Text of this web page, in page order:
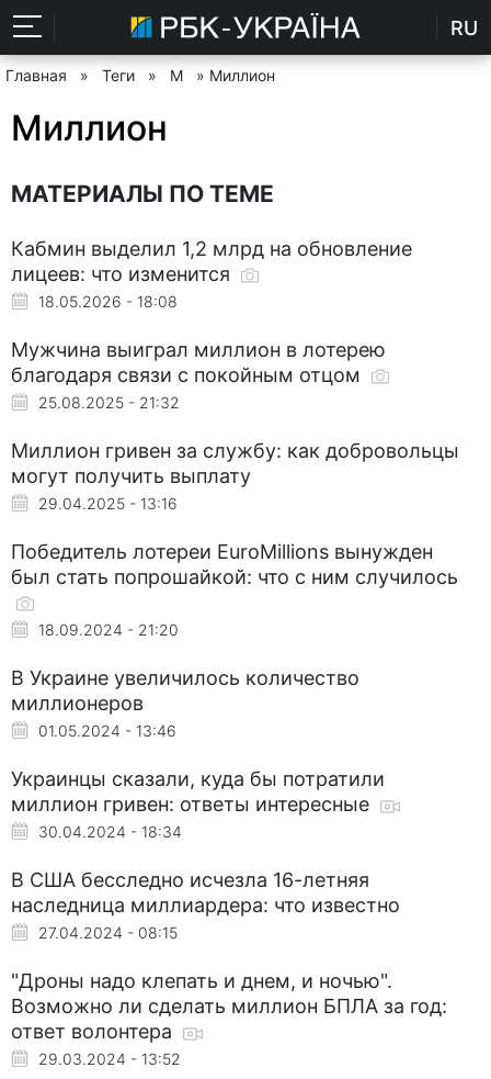
RU
Главная » Теги » М » Миллион
Миллион
МАТЕРИАЛЫ ПО ТЕМЕ
Кабмин выделил 1,2 млрд на обновление
лицеев: что изменится
18.05.2026 - 18:08
Мужчина выиграл миллион в лотерею
благодаря связи с покойным отцом
25.08.2025 - 21:32
Миллион гривен за службу: как добровольцы
могут получить выплату
29.04.2025 - 13:16
Победитель лотереи EuroMillions вынужден
был стать попрошайкой: что с ним случилось
18.09.2024 - 21:20
В Украине увеличилось количество
миллионеров
01.05.2024 - 13:46
Украинцы сказали, куда бы потратили
миллион гривен: ответы интересные
30.04.2024 - 18:34
В США бесследно исчезла 16-летняя
наследница миллиардера: что известно
27.04.2024 - 08:15
"Дроны надо клепать и днем, и ночью".
Возможно ли сделать миллион БПЛА за год:
ответ волонтера
29.03.2024 - 13:52